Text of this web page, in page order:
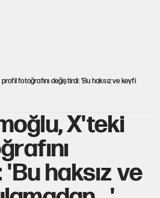
fotoğrafını değiştirdi: 'Bu haksız ve keyfi
X'teki
haksız ve